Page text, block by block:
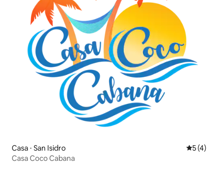
Casa ⋅ San Isidro 5 de
5 (4)
Casa Coco Cabana